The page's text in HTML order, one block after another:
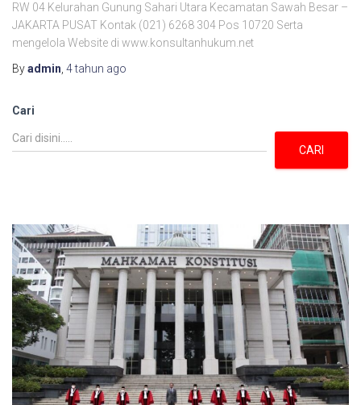
RW 04 Kelurahan Gunung Sahari Utara Kecamatan Sawah Besar –
JAKARTA PUSAT Kontak (021) 6268 304 Pos 10720 Serta
mengelola Website di www.konsultanhukum.net
Byadmin 4 tahun ago
Cari
CARI